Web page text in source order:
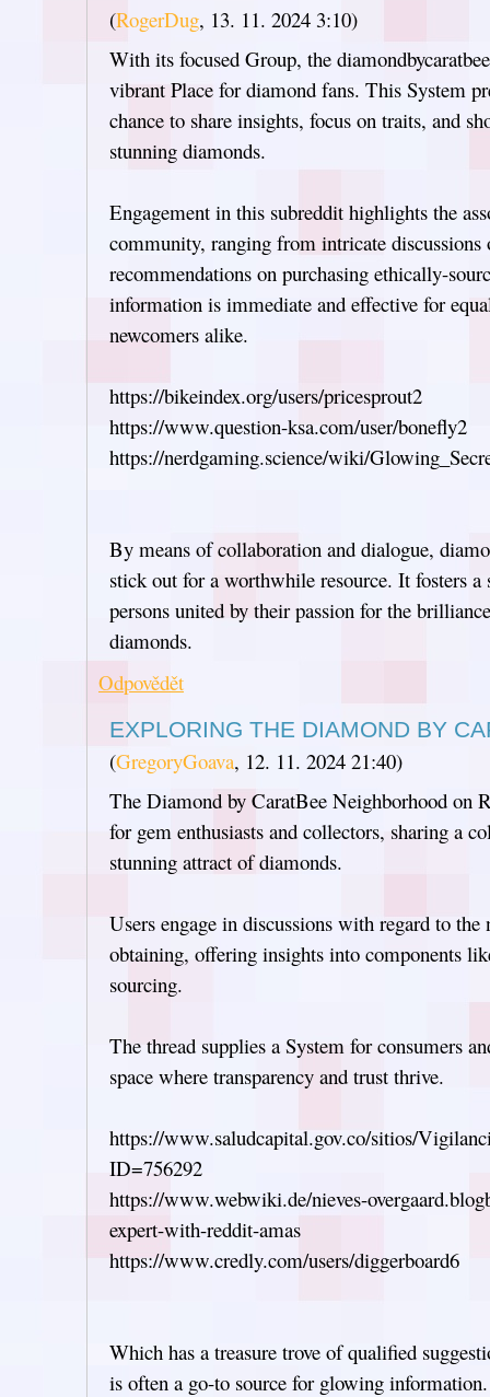
(RogerDug, 13. 11. 2024 3:10)
With its focused Group, the
vibrant Place for diamond fans. This System
chance to share insights, focus on traits, and
stunning diamonds.
Engagement in this subreddit highlights the
community, ranging from intricate discussions
recommendations on purchasing ethically-
information is immediate and effective for
newcomers alike.
https://bikeindex.org/users/pricesprout2
https://www.question-ksa.com/user/bonefly2
https://nerdgaming.science/wiki/
By means of collaboration and dialogue,
stick out for a worthwhile resource. It fosters a
persons united by their passion for the
diamonds.
Odpovědět
EXPLORING THE DIAMOND BY
(GregoryGoava, 12. 11. 2024 21:40)
The Diamond by CaratBee Neighborhood on
for gem enthusiasts and collectors, sharing a
stunning attract of diamonds.
Users engage in discussions with regard to the
obtaining, offering insights into components
sourcing.
The thread supplies a System for consumers
space where transparency and trust thrive.
https://www.saludcapital.gov.co/sitios/
ID=756292
https://www.webwiki.de/nieves-
expert-with-reddit-amas
https://www.credly.com/users/diggerboard6
Which has a treasure trove of qualified
is often a go-to source for glowing information.